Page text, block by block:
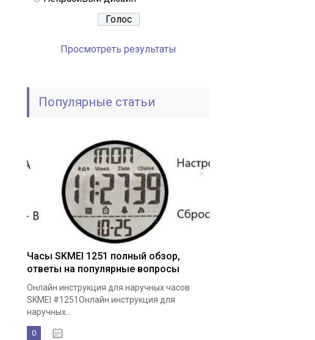
Просмотреть результаты
Популярные статьи
Часы SKMEI 1251 полный обзор,
ответы на популярные вопросы
Онлайн инструкция для наручных часов
SKMEI #1251Онлайн инструкция для
наручных...
0